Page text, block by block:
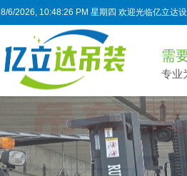
8/6/2026, 10:48:27 PM 星期四 欢迎光临亿立达
需
专业